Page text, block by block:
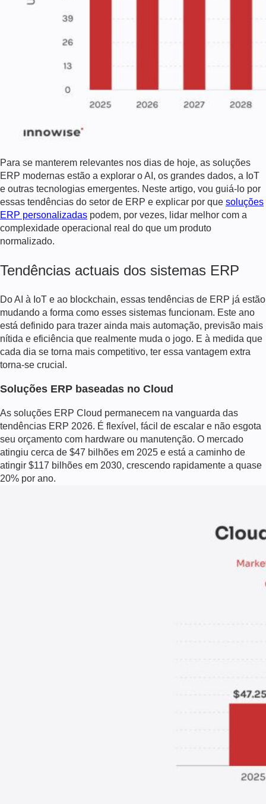
Para se manterem relevantes nos dias de hoje, as soluções
ERP modernas estão a explorar o AI, os grandes dados, a IoT
e outras tecnologias emergentes. Neste artigo, vou guiá-lo por
essas tendências do setor de ERP e explicar por que soluções
ERP personalizadas podem, por vezes, lidar melhor com a
complexidade operacional real do que um produto
normalizado.
Tendências actuais dos sistemas ERP
Do AI à IoT e ao blockchain, essas tendências de ERP já estão
mudando a forma como esses sistemas funcionam. Este ano
está definido para trazer ainda mais automação, previsão mais
nítida e eficiência que realmente muda o jogo. E à medida que
cada dia se torna mais competitivo, ter essa vantagem extra
torna-se crucial.
Soluções ERP baseadas no Cloud
As soluções ERP Cloud permanecem na vanguarda das
tendências ERP 2026. É flexível, fácil de escalar e não esgota
seu orçamento com hardware ou manutenção. O mercado
atingiu cerca de $47 bilhões em 2025 e está a caminho de
atingir $117 bilhões em 2030, crescendo rapidamente a quase
20% por ano.